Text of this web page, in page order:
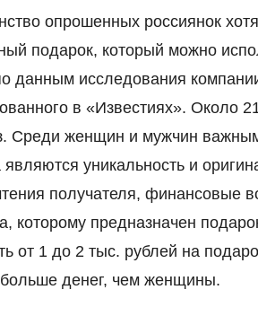
опрошенных россиянок
подарок, который можно
данным исследования
в «Известиях». Около
Среди женщин и мужчин
являются уникальность и
получателя, финансовые
которому предназначен
от 1 до 2 тыс. рублей на
больше денег, чем женщины.